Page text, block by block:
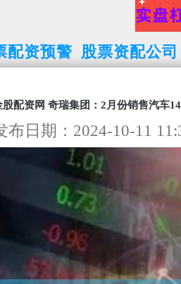
配资预警 股票资配公司
股配资网 奇瑞集团：2月份销售汽车
布日期：2024-10-11